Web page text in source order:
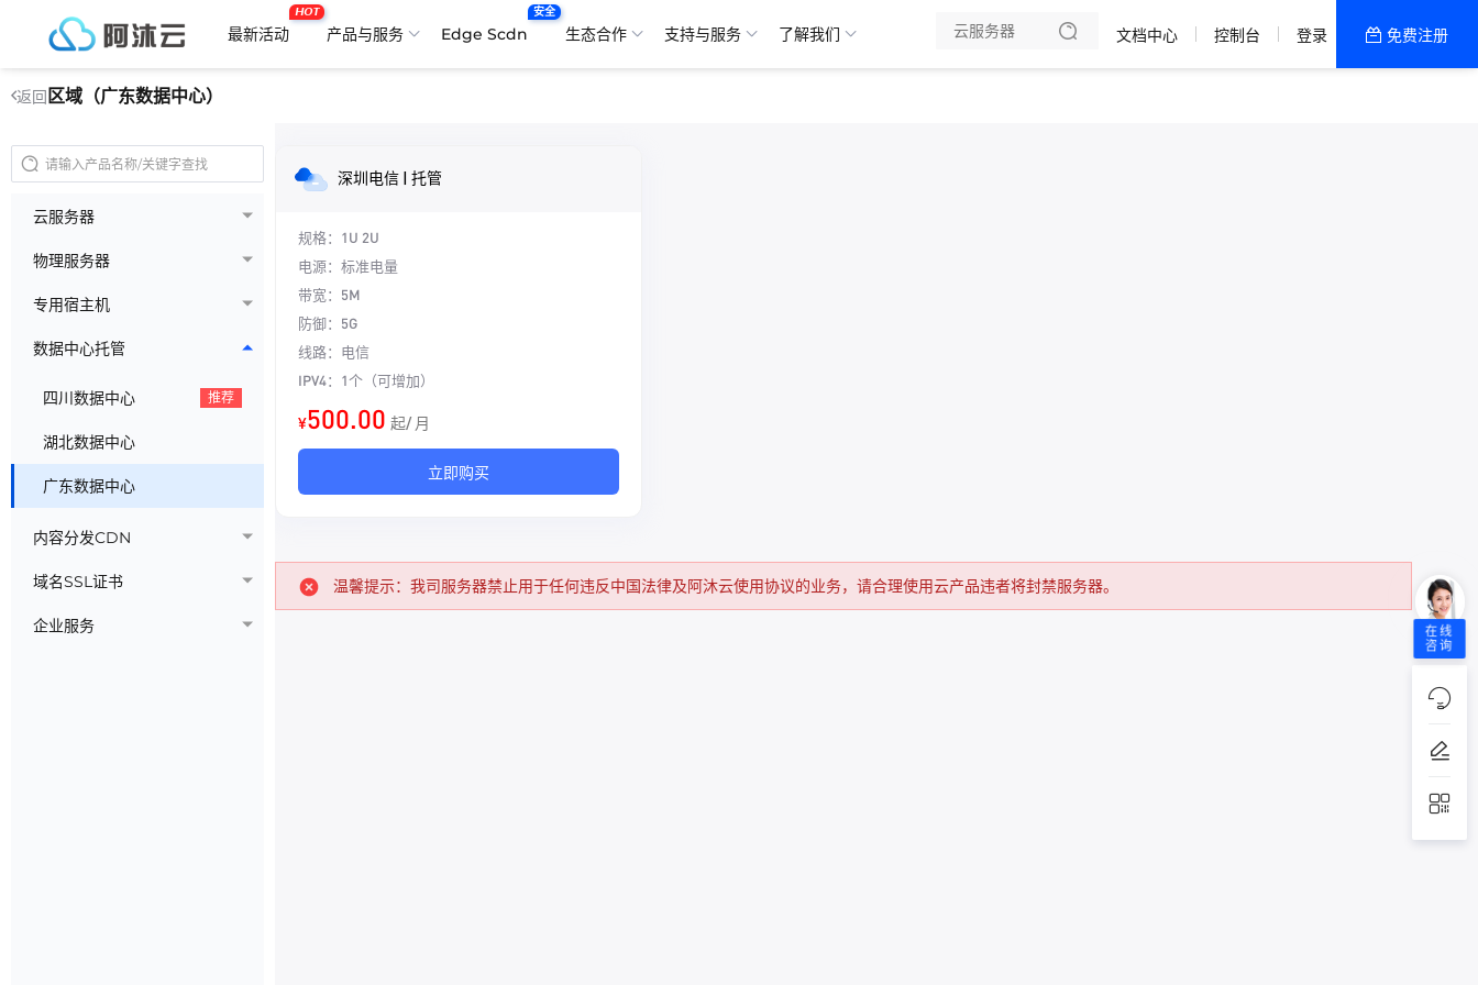
最新活动
HOT
产品与服务 Edge Scdn
安全
生态合作 支持与服务
了解我们
文档中心 控制台 登录 免费注册
返回 区域（广东数据中心）
云服务器
物理服务器
专用宿主机
数据中心托管
四川数据中心 推荐
湖北数据中心
广东数据中心
内容分发CDN
域名SSL证书
企业服务
深圳电信 | 托管
规格：1U 2U
电源：标准电量
带宽：5M
防御：5G
线路：电信
IPV4：1个（可增加）
¥500.00 起/ 月
立即购买
温馨提示：我司服务器禁止用于任何违反中国法律及阿沐云使用协议的业务，请合理使用云产品违者将封禁服务器。
在线
咨询